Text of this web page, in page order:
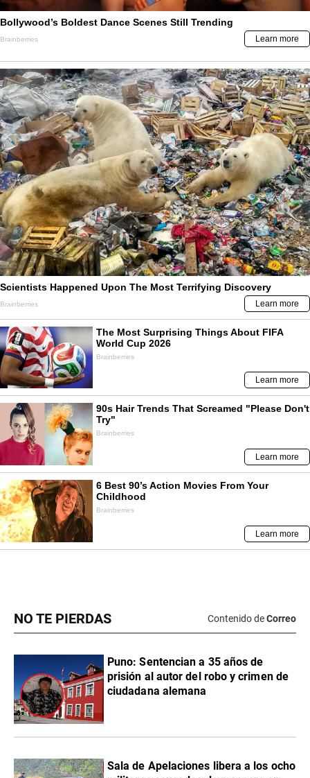
NO TE PIERDAS Contenido deCorreo
Puno: Sentencian a 35 años de
prisión al autor del robo y crimen de
ciudadana alemana
Sala de Apelaciones libera a los ocho